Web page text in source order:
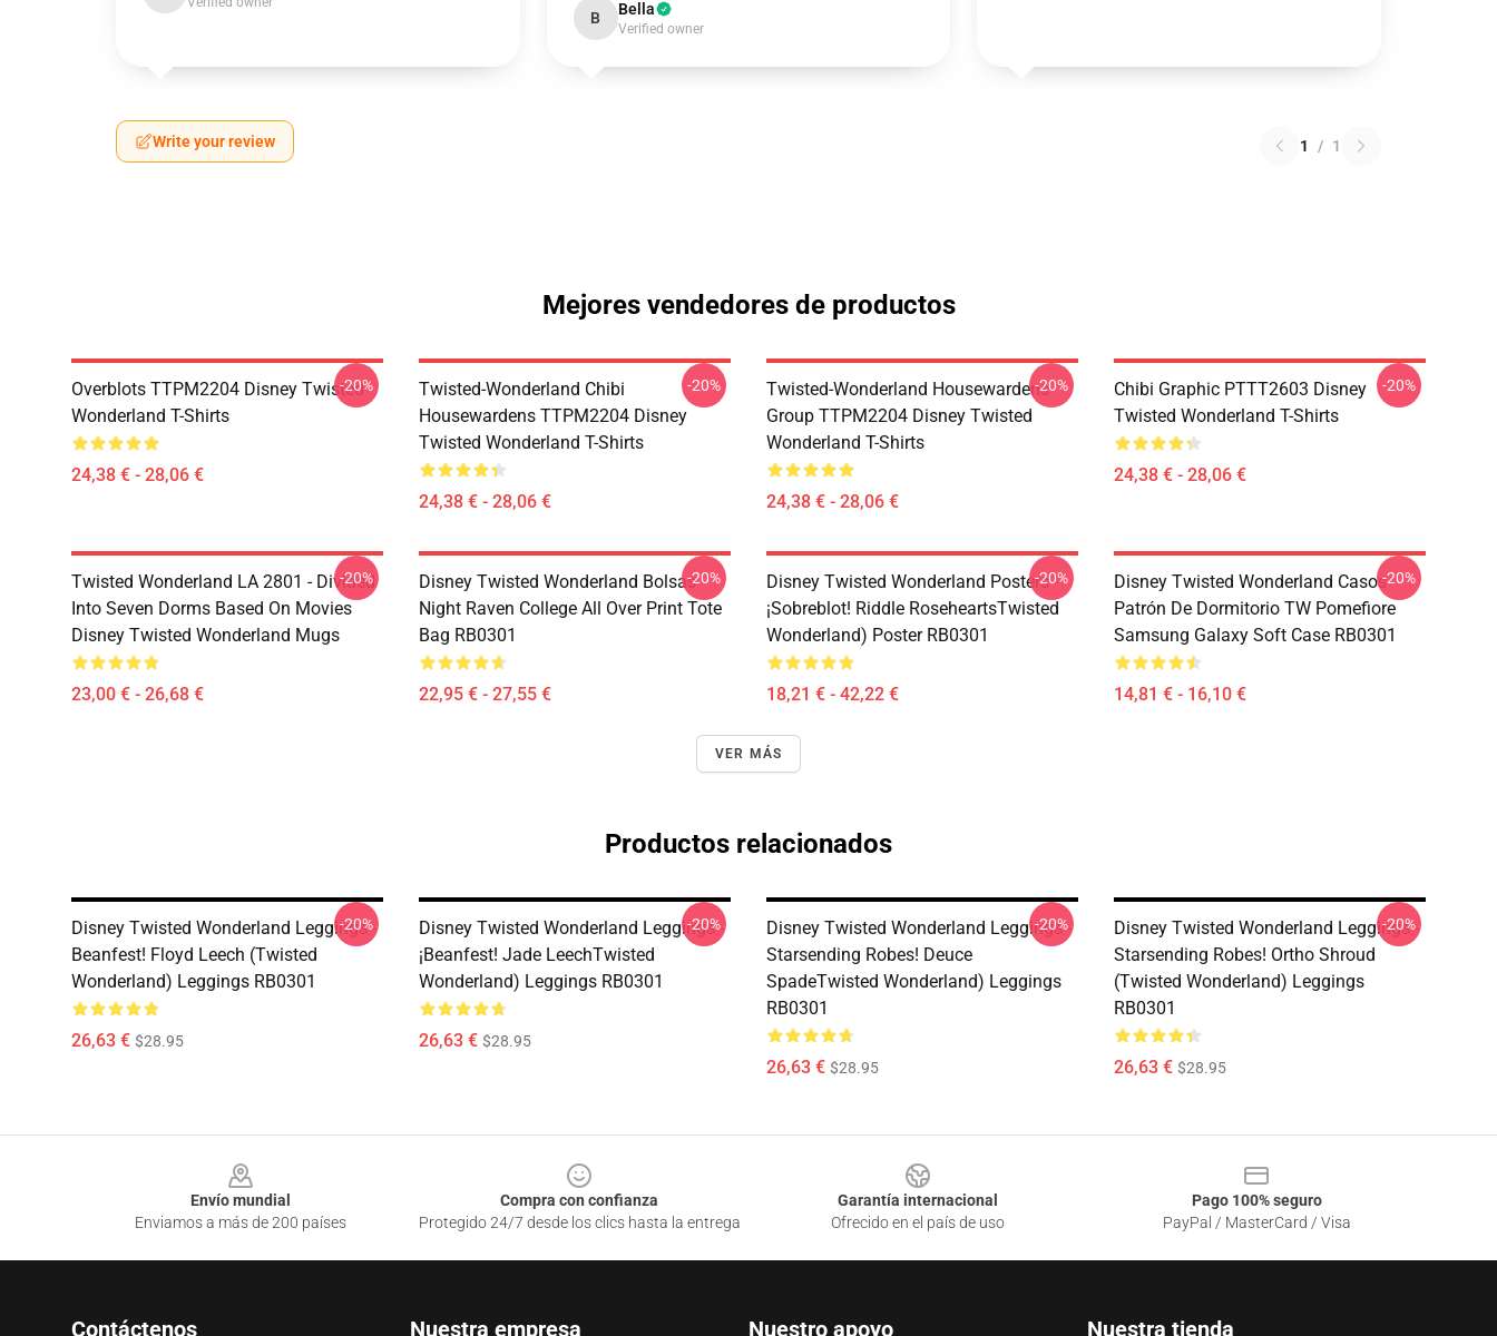
B Bella
Verified owner
Write your review 1 / 1
Mejores vendedores de productos
Overblots TTPM2204 Disney Twisted
Wonderland T-Shirts
24,38 € - 28,06 €
-20%
Twisted-Wonderland Chibi
Housewardens TTPM2204 Disney
Twisted Wonderland T-Shirts
24,38 € - 28,06 €
-20%
Twisted-Wonderland Housewardens
Group TTPM2204 Disney Twisted
Wonderland T-Shirts
24,38 € - 28,06 €
-20%
Chibi Graphic PTTT2603 Disney
Twisted Wonderland T-Shirts
24,38 € - 28,06 €
-20%
Twisted Wonderland LA 2801 - Divided
Into Seven Dorms Based On Movies
Disney Twisted Wonderland Mugs
23,00 € - 26,68 €
-20%
Disney Twisted Wonderland Bolsas -
Night Raven College All Over Print Tote
Bag RB0301
22,95 € - 27,55 €
-20%
Disney Twisted Wonderland Posters -
¡Sobreblot! Riddle RoseheartsTwisted
Wonderland) Poster RB0301
18,21 € - 42,22 €
-20%
Disney Twisted Wonderland Casos -
Patrón De Dormitorio TW Pomefiore
Samsung Galaxy Soft Case RB0301
14,81 € - 16,10 €
-20%
VER MÁS
Productos relacionados
Disney Twisted Wonderland Leggings -
Beanfest! Floyd Leech (Twisted
Wonderland) Leggings RB0301
26,63 € $28.95
-20%
Disney Twisted Wonderland Leggings -
¡Beanfest! Jade LeechTwisted
Wonderland) Leggings RB0301
26,63 € $28.95
-20%
Disney Twisted Wonderland Leggings -
Starsending Robes! Deuce
SpadeTwisted Wonderland) Leggings
RB0301
26,63 € $28.95
-20%
Disney Twisted Wonderland Leggings -
Starsending Robes! Ortho Shroud
(Twisted Wonderland) Leggings
RB0301
26,63 € $28.95
-20%
Envío mundial
Enviamos a más de 200 países
Compra con confianza
Protegido 24/7 desde los clics hasta la entrega
Garantía internacional
Ofrecido en el país de uso
Pago 100% seguro
PayPal / MasterCard / Visa
Contáctenos Nuestra empresa Nuestro apoyo Nuestra tienda